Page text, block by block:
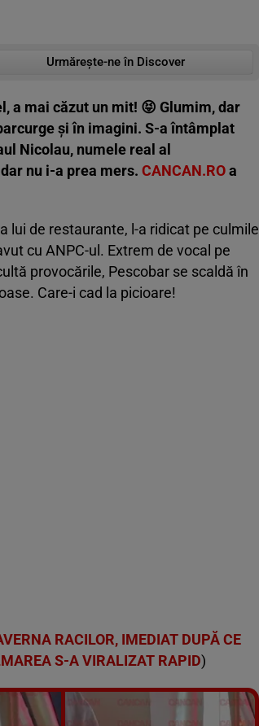
Urmărește-ne în Discover
a mai căzut un mit! 😝 Glumim, dar
și în imagini. S-a întâmplat
Nicolau, numele real al
nu i-a prea mers. CANCAN.ROa
lui de restaurante, l-a ridicat pe culmile
cu ANPC-ul. Extrem de vocal pe
provocările, Pescobar se scaldă în
Care-i cad la picioare!
RACILOR, IMEDIAT DUPĂ CE
S-A VIRALIZAT RAPID)